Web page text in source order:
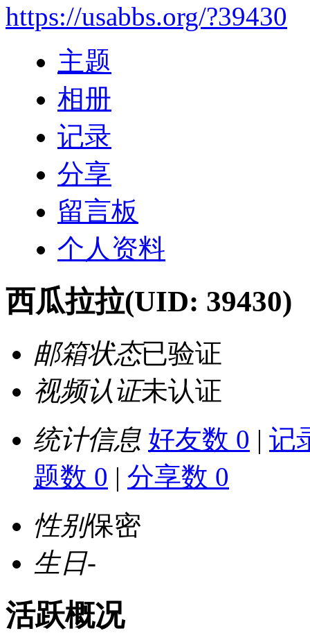
https://usabbs.org/?39430
主题
相册
记录
分享
留言板
个人资料
西瓜拉拉(UID: 39430)
邮箱状态已验证
视频认证未认证
统计信息 好友数 0 | 记
题数 0 | 分享数 0
性别保密
生日-
活跃概况